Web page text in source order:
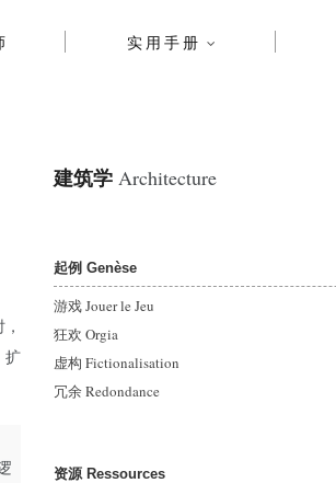
实用手册
扩
建筑学 Architecture
起例 Genèse
游戏 Jouer le Jeu
狂欢 Orgia
虚构 Fictionalisation
冗余 Redondance
资源 Ressources